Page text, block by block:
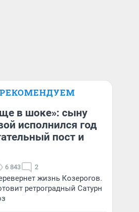
РЕКОМЕНДУЕМ
в шоке»: сыну
исполнился год
пост и
6 843 2
жизнь Козерогов.
ретроградный Сатурн